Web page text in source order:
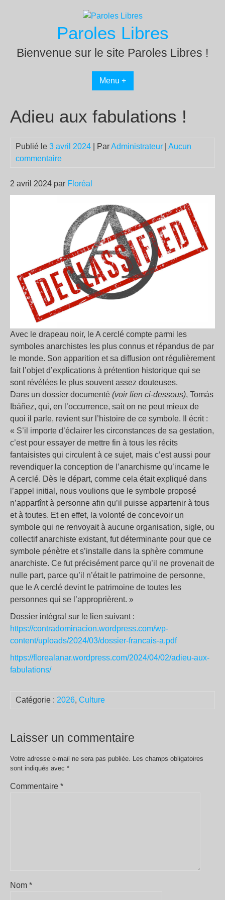
Paroles Libres
Bienvenue sur le site Paroles Libres !
Menu +
Adieu aux fabulations !
Publié le 3 avril 2024 | ParAdministrateur
Aucun
commentaire
2 avril 2024 par Floréal
Avec le drapeau noir, le A cerclé compte parmi les
symboles anarchistes les plus connus et répandus de par
le monde. Son apparition et sa diffusion ont régulièrement
fait l’objet d’explications à prétention historique qui se
sont révélées le plus souvent assez douteuses.
Dans un dossier documenté (voir lien ci-dessous), Tomás
Ibáñez, qui, en l’occurrence, sait on ne peut mieux de
quoi il parle, revient sur l’histoire de ce symbole. Il écrit :
« S’il importe d’éclairer les circonstances de sa gestation,
c’est pour essayer de mettre fin à tous les récits
fantaisistes qui circulent à ce sujet, mais c’est aussi pour
revendiquer la conception de l’anarchisme qu’incarne le
A cerclé. Dès le départ, comme cela était expliqué dans
l’appel initial, nous voulions que le symbole proposé
n’appartînt à personne afin qu’il puisse appartenir à tous
et à toutes. Et en effet, la volonté de concevoir un
symbole qui ne renvoyait à aucune organisation, sigle, ou
collectif anarchiste existant, fut déterminante pour que ce
symbole pénètre et s’installe dans la sphère commune
anarchiste. Ce fut précisément parce qu’il ne provenait de
nulle part, parce qu’il n’était le patrimoine de personne,
que le A cerclé devint le patrimoine de toutes les
personnes qui se l’approprièrent. »
Dossier intégral sur le lien suivant :
https://contradominacion.wordpress.com/wp-
content/uploads/2024/03/dossier-francais-a.pdf
https://florealanar.wordpress.com/2024/04/02/adieu-aux-
fabulations/
Catégorie : 2026, Culture
Laisser un commentaire
Votre adresse e-mail ne sera pas publiée.
Les champs obligatoires
sont indiqués avec *
Commentaire *
Nom *